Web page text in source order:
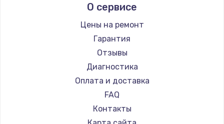
Kodak
Blackmagic
О сервисе
Цены на ремонт
Гарантия
Отзывы
Диагностика
Оплата и доставка
FAQ
Контакты